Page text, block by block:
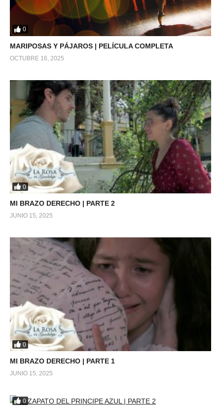
0
MARIPOSAS Y PÁJAROS | PELÍCULA COMPLETA
OCTUBRE 16, 2025
0
MI BRAZO DERECHO | PARTE 2
JUNIO 15, 2025
0
MI BRAZO DERECHO | PARTE 1
JUNIO 15, 2025
0